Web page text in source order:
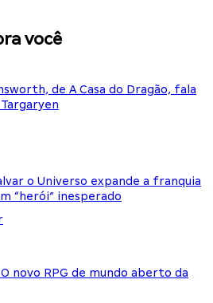
você
de A Casa do Dragão, fala
o Universo expande a franquia
“herói” inesperado
novo RPG de mundo aberto da